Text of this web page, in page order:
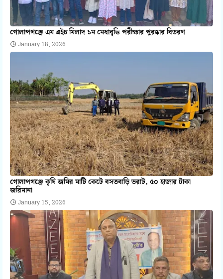
গোলাপগঞ্জে এম এইচ মিলাদ ১ম মেধাবৃত্তি পরীক্ষার পুরষ্কার বিতরণ
January 18, 2026
গোলাপগঞ্জে কৃষি জমির মাটি কেটে বসতবাড়ি ভরাট, ৫০ হাজার টাকা
জরিমানা
January 15, 2026